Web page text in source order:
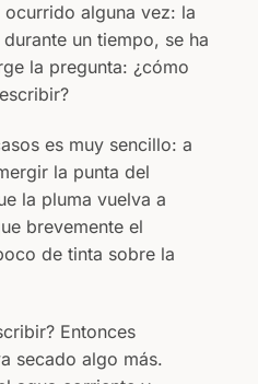
alguna vez: la
un tiempo, se ha
la pregunta: ¿cómo
es muy sencillo: a
la punta del
la pluma vuelva a
brevemente el
de tinta sobre la
Entonces
secado algo más.